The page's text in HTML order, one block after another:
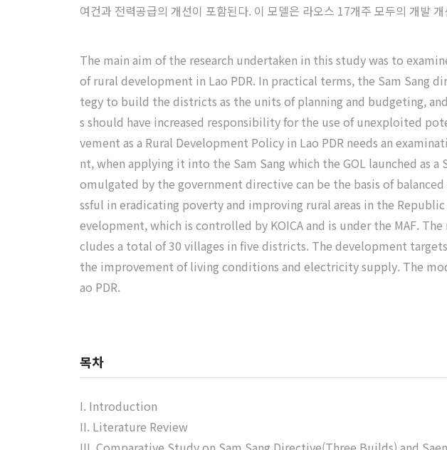
여건과 전력공급의 개선이 포함된다. 이 모델은 라오스 17개주 모두의 개발
The main aim of the research undertaken in this study was to
of rural development in Lao PDR. In practical terms, the Sam
tegy to build the districts as the units of planning and budgeting,
s should have increased responsibility for the use of unexploited
vement as a Rural Development Policy in Lao PDR needs an
nt, when applying it into the Sam Sang which the GOL launched as
omulgated by the government directive can be the basis of
ssful in eradicating poverty and improving rural areas in the
evelopment, which is controlled by KOICA and is under the MAF.
cludes a total of 30 villages in five districts. The development
the improvement of living conditions and electricity supply. The
ao PDR.
목차
I. Introduction
II. Literature Review